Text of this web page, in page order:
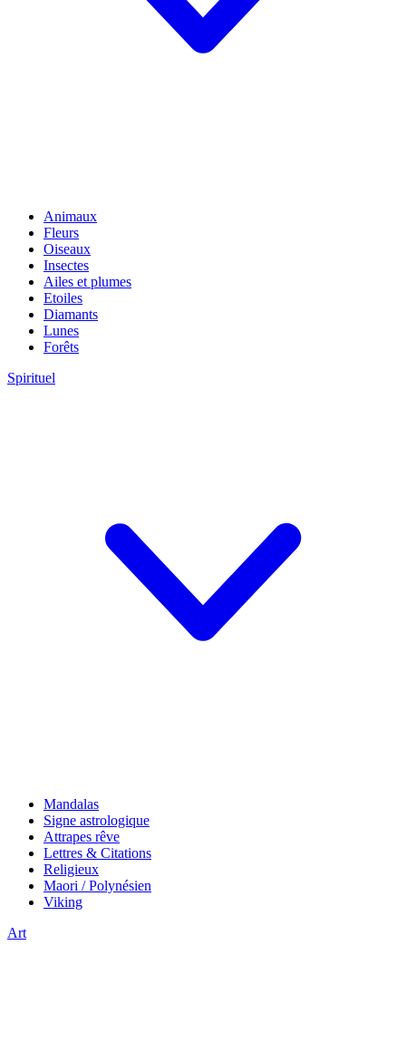
Animaux
Fleurs
Oiseaux
Insectes
Ailes et plumes
Etoiles
Diamants
Lunes
Forêts
Spirituel
Mandalas
Signe astrologique
Attrapes rêve
Lettres & Citations
Religieux
Maori / Polynésien
Viking
Art